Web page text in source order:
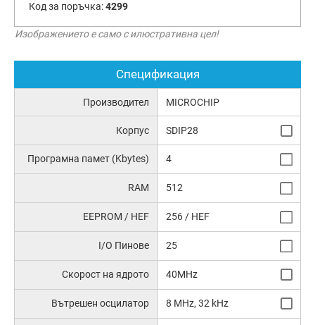
Код за поръчка:4299
Изображението е само с илюстративна цел!
Спецификация
Производител MICROCHIP
Корпус SDIP28
Програмна памет (Kbytes) 4
RAM 512
EEPROM / HEF 256 / HEF
I/O Пинове 25
Скорост на ядрото 40MHz
Вътрешен осцилатор 8 MHz, 32 kHz